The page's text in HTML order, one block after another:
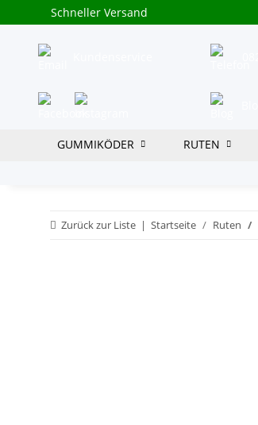
Schneller Versand
GUMMIKÖDER RUTEN
Zurück zur Liste Startseite Ruten